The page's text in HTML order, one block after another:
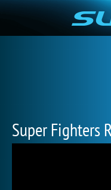
Super Fighters